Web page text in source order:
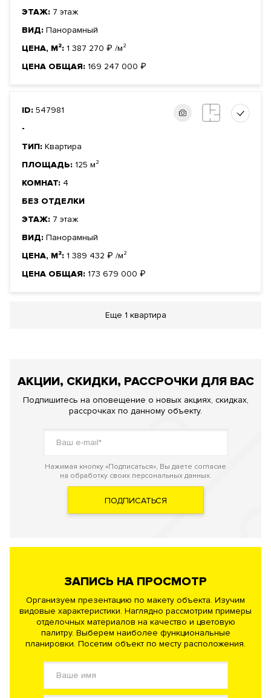
ЭТАЖ: 7 этаж
ВИД: Панорамный
ЦЕНА, М²: 1 387 270 ₽ /м²
ЦЕНА ОБЩАЯ: 169 247 000 ₽
ID: 547981
-
ТИП: Квартира
ПЛОЩАДЬ: 125 м²
КОМНАТ: 4
БЕЗ ОТДЕЛКИ
ЭТАЖ: 7 этаж
ВИД: Панорамный
ЦЕНА, М²: 1 389 432 ₽ /м²
ЦЕНА ОБЩАЯ: 173 679 000 ₽
Еще 1 квартира
АКЦИИ, СКИДКИ, РАССРОЧКИ ДЛЯ ВАС
Подпишитесь на оповещение о новых акциях, скидках,
рассрочках по данному объекту.
Нажимая кнопку «Подписаться», Вы даете согласие
на обработку своих персональных данных.
ПОДПИСАТЬСЯ
ЗАПИСЬ НА ПРОСМОТР
Организуем презентацию по макету объекта. Изучим
видовые характеристики. Наглядно рассмотрим примеры
отделочных материалов на качество и цветовую
палитру. Выберем наиболее функциональные
планировки. Посетим объект по месту расположения.